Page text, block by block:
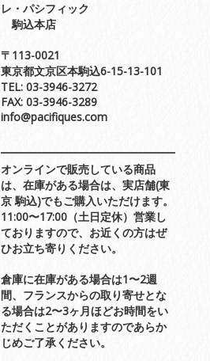
レ・パシフィック
駒込本店
〒113-0021
東京都文京区本駒込6-15-13-101
TEL: 03-3946-3272
FAX: 03-3946-3289
info@pacifiques.com
オンラインで販売している商品
は、在庫がある場合は、実店舗(東
京 駒込)でもご購入いただけます。
11:00〜17:00（土日定休）営業し
ておりますので、お近くの方はぜ
ひお立ち寄りください。
倉庫に在庫がある場合は1〜2週
間、フランスからの取り寄せとな
る場合は2〜3ヶ月ほどお時間をい
ただくことがありますのであらか
じめご了承ください。